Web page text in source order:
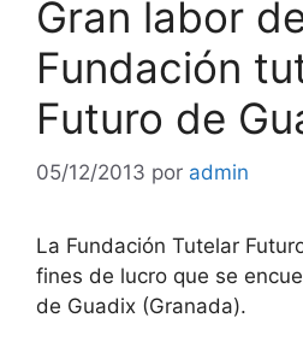
Gran labor
Fundación
Futuro de
05/12/2013 por admin
La Fundación Tutelar
fines de lucro que se
de Guadix (Granada).